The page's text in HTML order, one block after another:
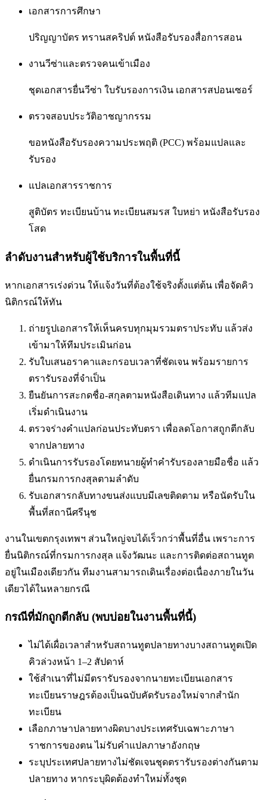
เอกสารการศึกษา
ปริญญาบัตร ทรานสคริปต์ หนังสือรับรองสื่อการสอน
งานวีซ่าและตรวจคนเข้าเมือง
ชุดเอกสารยื่นวีซ่า ใบรับรองการเงิน เอกสารสปอนเซอร์
ตรวจสอบประวัติอาชญากรรม
ขอหนังสือรับรองความประพฤติ (PCC) พร้อมแปลและ
รับรอง
แปลเอกสารราชการ
สูติบัตร ทะเบียนบ้าน ทะเบียนสมรส ใบหย่า หนังสือรับรอง
โสด
ลำดับงานสำหรับผู้ใช้บริการในพื้นที่นี้
หากเอกสารเร่งด่วน ให้แจ้งวันที่ต้องใช้จริงตั้งแต่ต้น เพื่อจัดคิว
นิติกรณ์ให้ทัน
ถ่ายรูปเอกสารให้เห็นครบทุกมุมรวมตราประทับ แล้วส่ง
เข้ามาให้ทีมประเมินก่อน
รับใบเสนอราคาและกรอบเวลาที่ชัดเจน พร้อมรายการ
ตรารับรองที่จำเป็น
ยืนยันการสะกดชื่อ-สกุลตามหนังสือเดินทาง แล้วทีมแปล
เริ่มดำเนินงาน
ตรวจร่างคำแปลก่อนประทับตรา เพื่อลดโอกาสถูกตีกลับ
จากปลายทาง
ดำเนินการรับรองโดยทนายผู้ทำคำรับรองลายมือชื่อ แล้ว
ยื่นกรมการกงสุลตามลำดับ
รับเอกสารกลับทางขนส่งแบบมีเลขติดตาม หรือนัดรับใน
พื้นที่สถานีศรีนุช
งานในเขตกรุงเทพฯ ส่วนใหญ่จบได้เร็วกว่าพื้นที่อื่น เพราะการ
ยื่นนิติกรณ์ที่กรมการกงสุล แจ้งวัฒนะ และการติดต่อสถานทูต
อยู่ในเมืองเดียวกัน ทีมงานสามารถเดินเรื่องต่อเนื่องภายในวัน
เดียวได้ในหลายกรณี
กรณีที่มักถูกตีกลับ (พบบ่อยในงานพื้นที่นี้)
ไม่ได้เผื่อเวลาสำหรับสถานทูตปลายทางบางสถานทูตเปิด
คิวล่วงหน้า 1–2 สัปดาห์
ใช้สำเนาที่ไม่มีตรารับรองจากนายทะเบียนเอกสาร
ทะเบียนราษฎรต้องเป็นฉบับคัดรับรองใหม่จากสำนัก
ทะเบียน
เลือกภาษาปลายทางผิดบางประเทศรับเฉพาะภาษา
ราชการของตน ไม่รับคำแปลภาษาอังกฤษ
ระบุประเทศปลายทางไม่ชัดเจนชุดตรารับรองต่างกันตาม
ปลายทาง หากระบุผิดต้องทำใหม่ทั้งชุด